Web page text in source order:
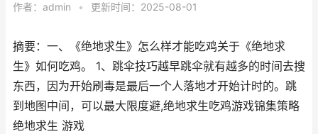
作者： admin • 更新时间：2025-08-01
摘要：一、《绝地求生》怎么样才能吃鸡关于《绝地求
生》如何吃鸡。 1、跳伞技巧越早跳伞就有越多的时间去搜
东西，因为开始刷毒是最后一个人落地才开始计时的。跳
到地图中间，可以最大限度避,绝地求生吃鸡游戏锦集策略
绝地求生 游戏